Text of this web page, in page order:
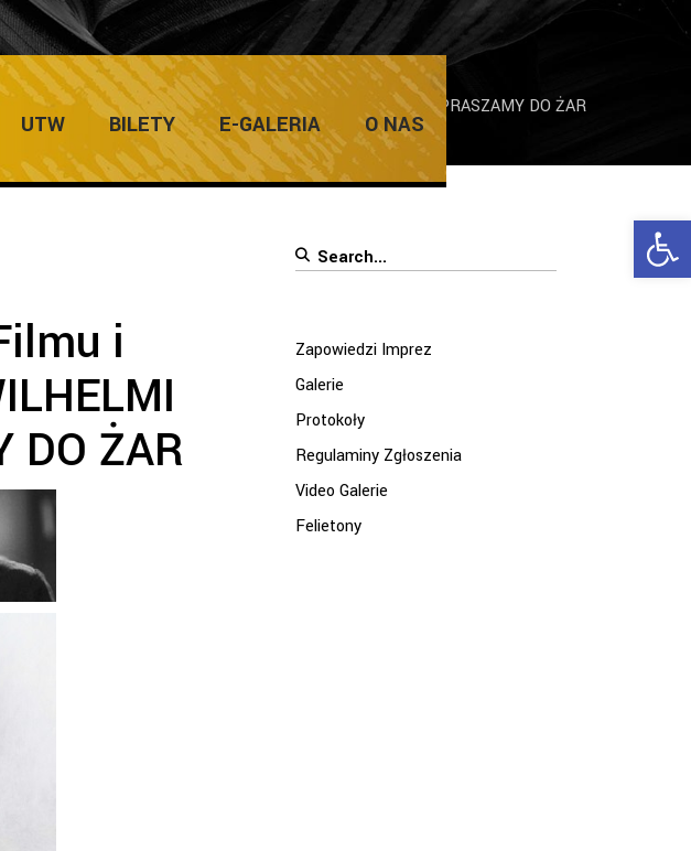
UTW BILETY E-GALERIA O NAS
i Teatru KOZZI CYBULSKI WILHELMI 12-16 LIPCA 2017 ZAPRASZAMY DO ŻAR
i
DO ŻAR
Search
Zapowiedzi Imprez
Galerie
Protokoły
Regulaminy Zgłoszenia
Video Galerie
Felietony